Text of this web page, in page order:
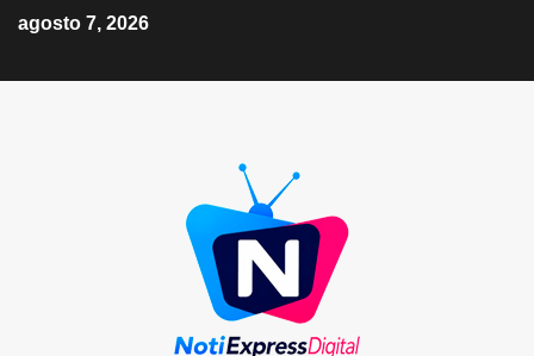
agosto 7, 2026